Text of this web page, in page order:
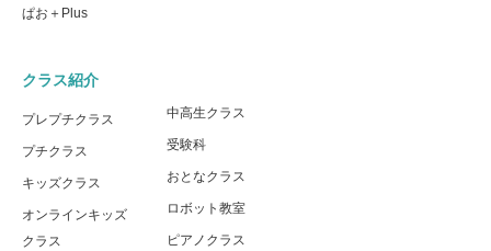
ぱお＋Plus
クラス紹介
プレプチクラス
プチクラス
キッズクラス
オンラインキッズ
クラス
中高生クラス
受験科
おとなクラス
ロボット教室
ピアノクラス